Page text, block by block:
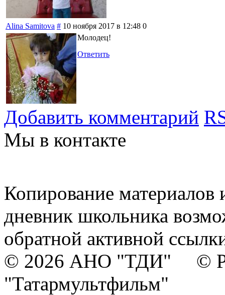
Alina Samitova # 10 ноября 2017 в 12:48 0
Молодец!
Ответить
Добавить комментарий
Мы в контакте
Копирование материалов
дневник школьника
обратной активной
© 2026 АНО "ТДИ" ©
"Татармультфильм"